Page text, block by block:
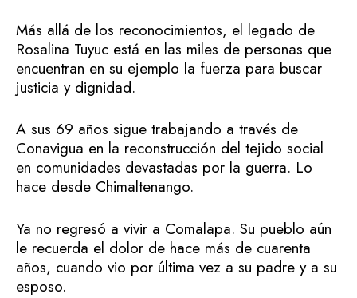
Más allá de los reconocimientos, el legado de
Rosalina Tuyuc está en las miles de personas que
encuentran en su ejemplo la fuerza para buscar
justicia y dignidad.
A sus 69 años sigue trabajando a través de
Conavigua en la reconstrucción del tejido social
en comunidades devastadas por la guerra. Lo
hace desde Chimaltenango.
Ya no regresó a vivir a Comalapa. Su pueblo aún
le recuerda el dolor de hace más de cuarenta
años, cuando vio por última vez a su padre y a su
esposo.